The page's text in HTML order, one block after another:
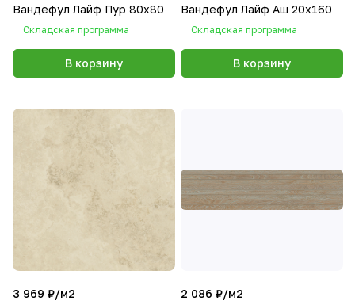
Вандефул Лайф Пур 80х80
Складская программа
В корзину
Вандефул Лайф Аш 20х160
Складская программа
В корзину
3 969 ₽/м2
2 086 ₽/м2